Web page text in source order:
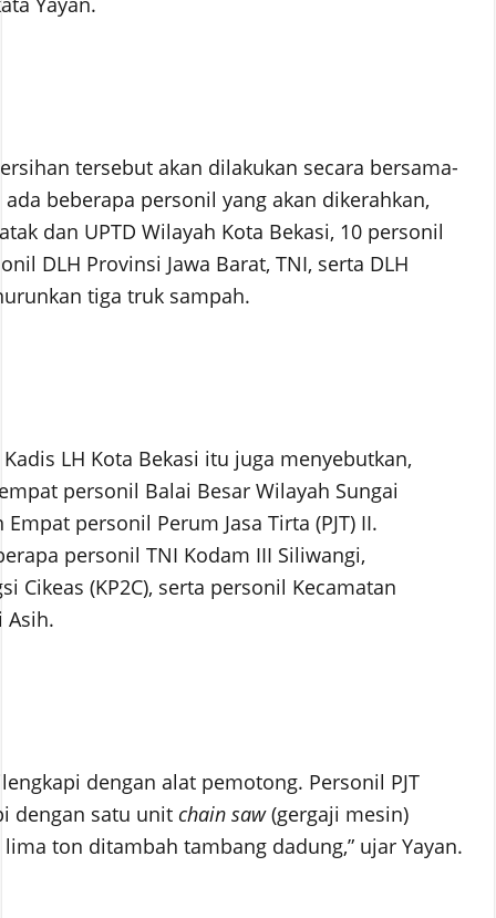
tersebut akan dilakukan secara bersama-
beberapa personil yang akan dikerahkan,
dan UPTD Wilayah Kota Bekasi, 10 personil
DLH Provinsi Jawa Barat, TNI, serta DLH
tiga truk sampah.
LH Kota Bekasi itu juga menyebutkan,
personil Balai Besar Wilayah Sungai
personil Perum Jasa Tirta (PJT) II.
personil TNI Kodam III Siliwangi,
Cikeas (KP2C), serta personil Kecamatan
Asih.
dengan alat pemotong. Personil PJT
dengan satu unit chain saw(gergaji mesin)
ton ditambah tambang dadung,” ujar Yayan.